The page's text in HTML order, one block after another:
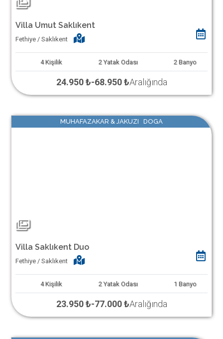
Villa Umut Saklıkent
Fethiye / Saklıkent
4 Kişilik 2 Yatak Odası 2 Banyo
24.950 ₺-68.950 ₺Aralığında
MUHAFAZAKAR & JAKUZI DOGA
Villa Saklıkent Duo
Fethiye / Saklıkent
4 Kişilik 2 Yatak Odası 1 Banyo
23.950 ₺-77.000 ₺Aralığında